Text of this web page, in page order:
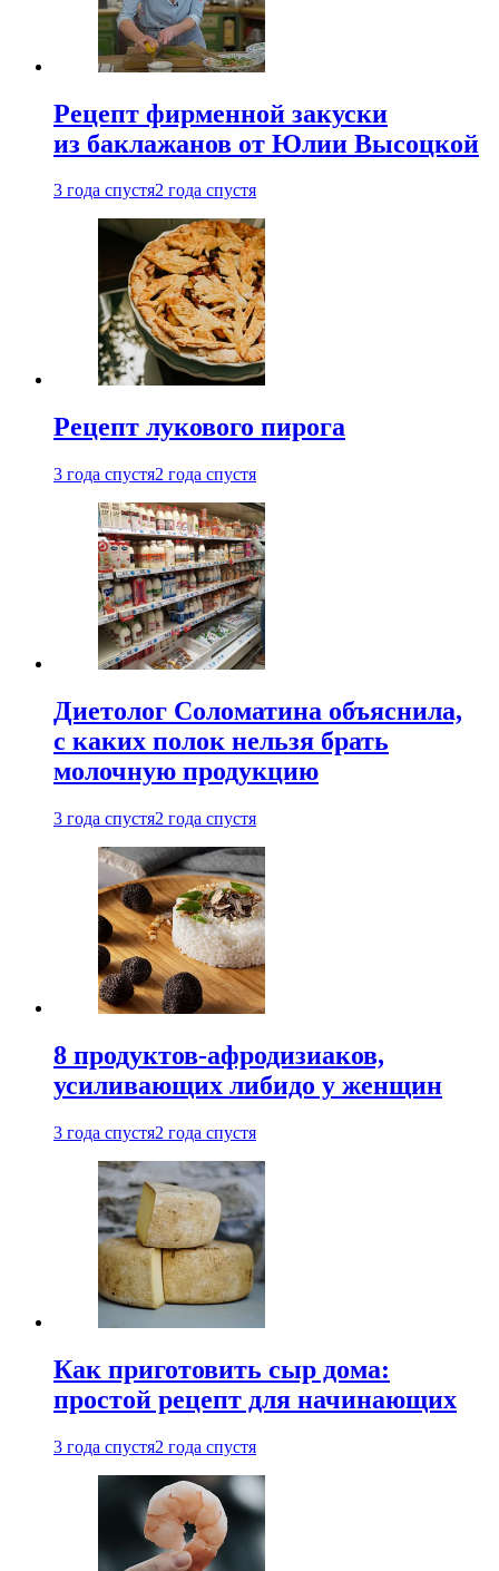
Рецепт фирменной закуски
из баклажанов от Юлии Высоцкой
3 года спустя2 года спустя
Рецепт лукового пирога
3 года спустя2 года спустя
Диетолог Соломатина объяснила,
с каких полок нельзя брать
молочную продукцию
3 года спустя2 года спустя
8 продуктов-афродизиаков,
усиливающих либидо у женщин
3 года спустя2 года спустя
Как приготовить сыр дома:
простой рецепт для начинающих
3 года спустя2 года спустя